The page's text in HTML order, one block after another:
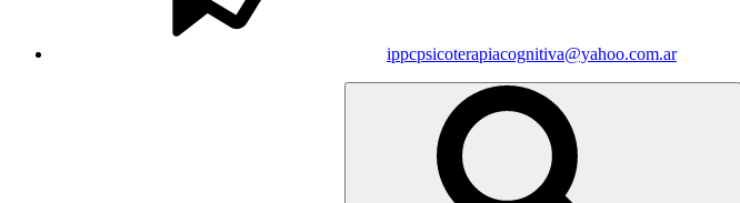
ippcpsicoterapiacognitiva@yahoo.com.ar